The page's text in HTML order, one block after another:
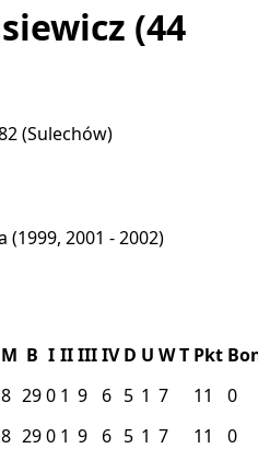
(44
(Sulechów)
(1999, 2001 - 2002)
M B I IIIIIIV D U WT Pkt
8 290 1 9 6 5 1 7 11
0
8 290 1 9 6 5 1 7 11
0